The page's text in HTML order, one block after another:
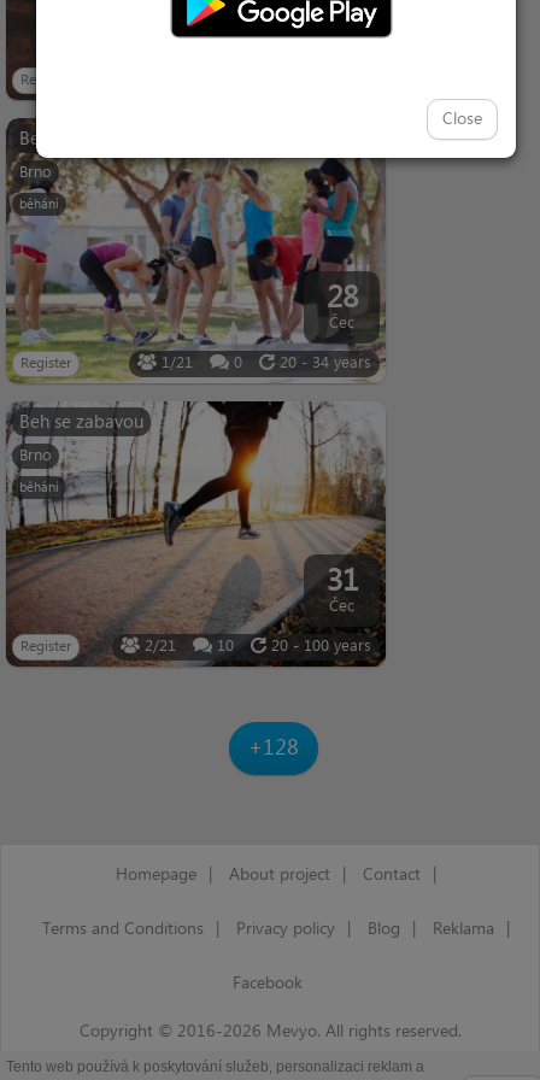
Tento web používá k poskytování služeb, personalizaci reklam a
Close
20
Čec
Register
Beh se zabavou
Brno
běhání
28
Čec
Register 1/21 0 20 - 34 years
Beh se zabavou
Brno
běhání
31
Čec
Register 2/21 10 20 - 100 years
+128
Homepage | About project | Contact |
Terms and Conditions | Privacy policy | Blog | Reklama |
Facebook
Copyright © 2016-2026 Mevyo. All rights reserved.